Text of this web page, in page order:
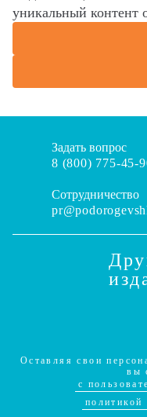
уникальный контент
Задать вопрос
8 (800) 775-45-
Сотрудничество
Оставляя свои
вы
c
политикой